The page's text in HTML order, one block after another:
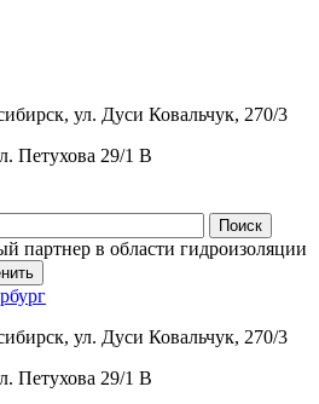
ул. Дуси Ковальчук, 270/3
Петухова 29/1 В
Поиск
партнер в области гидроизоляции
ул. Дуси Ковальчук, 270/3
Петухова 29/1 В